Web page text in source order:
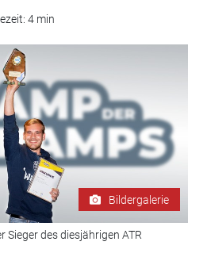
4 min
Bildergalerie
Sieger des diesjährigen ATR